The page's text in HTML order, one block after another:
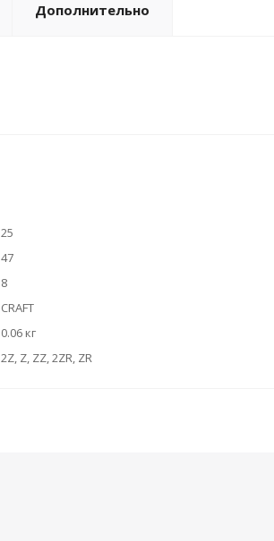
Дополнительно
25
47
8
CRAFT
0.06 кг
2Z, Z, ZZ, 2ZR, ZR